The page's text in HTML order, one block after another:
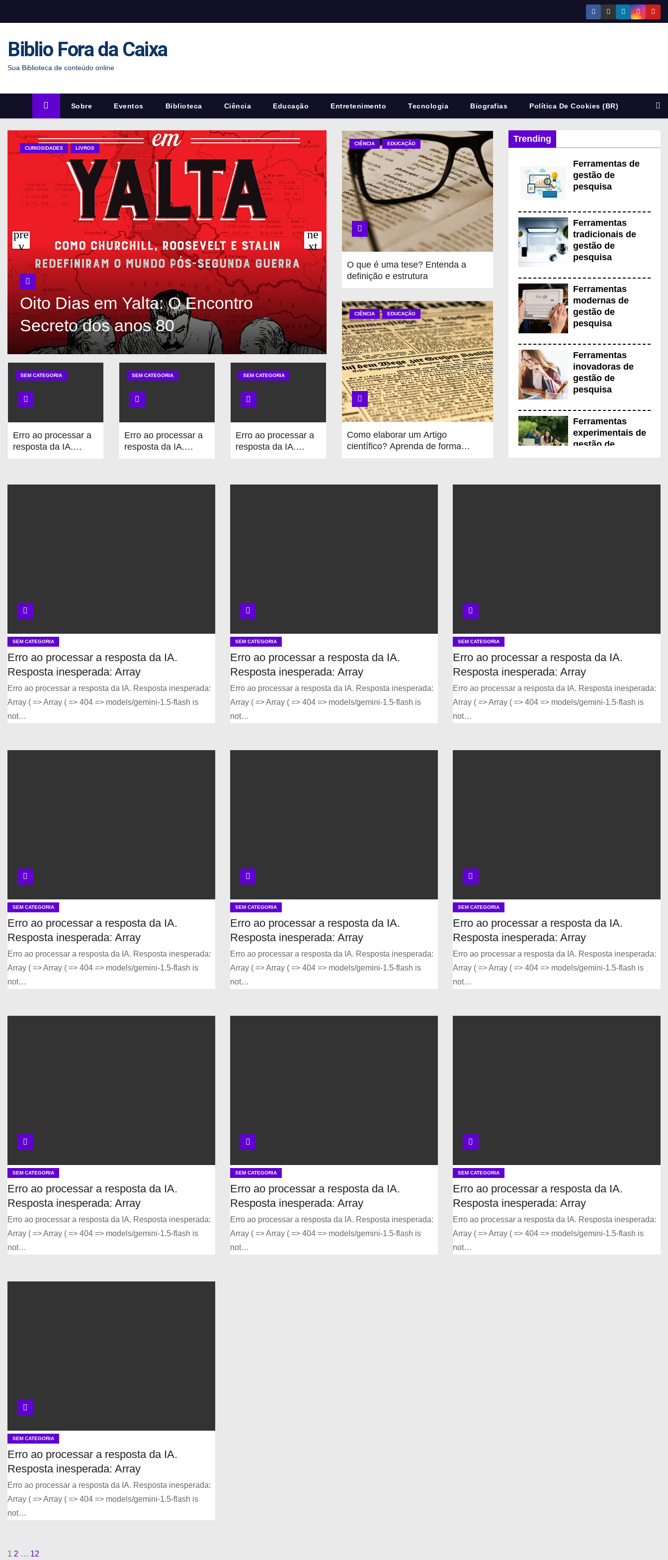
n
Biblio Fora da Caixa
Sua Biblioteca de conteúdo online
Sobre Eventos Biblioteca Ciência Educação Entretenimento Tecnologia Biografias Política De Cookies (BR)
CURIOSIDADES LIVROS
Oito Dias em Yalta: O Encontro
Secreto dos anos 80
EDUCAÇÃO LIVROS
ManyBooks – download de livros grátis
SEM CATEGORIA
Erro ao processar a
resposta da IA.
SEM CATEGORIA
Erro ao processar a
resposta da IA.
SEM CATEGORIA
Erro ao processar a
resposta da IA.
CIÊNCIA EDUCAÇÃO
O que é uma tese? Entenda a
definição e estrutura
CIÊNCIA EDUCAÇÃO
Como elaborar um Artigo
científico? Aprenda de forma
Trending
Ferramentas de
gestão de
pesquisa
Ferramentas
tradicionais de
gestão de
pesquisa
Ferramentas
modernas de
gestão de
pesquisa
Ferramentas
inovadoras de
gestão de
pesquisa
Ferramentas
experimentais de
gestão de
O que é Ciência
científica
Curiosidades
sobre a Ciência
da Informação
SEM CATEGORIA
Erro ao processar a resposta da IA.
Resposta inesperada: Array
Erro ao processar a resposta da IA. Resposta inesperada:
Array ( => Array ( => 404 => models/gemini-1.5-flash is
not…
SEM CATEGORIA
Erro ao processar a resposta da IA.
Resposta inesperada: Array
Erro ao processar a resposta da IA. Resposta inesperada:
Array ( => Array ( => 404 => models/gemini-1.5-flash is
not…
SEM CATEGORIA
Erro ao processar a resposta da IA.
Resposta inesperada: Array
Erro ao processar a resposta da IA. Resposta inesperada:
Array ( => Array ( => 404 => models/gemini-1.5-flash is
not…
SEM CATEGORIA
Erro ao processar a resposta da IA.
Resposta inesperada: Array
Erro ao processar a resposta da IA. Resposta inesperada:
Array ( => Array ( => 404 => models/gemini-1.5-flash is
not…
SEM CATEGORIA
Erro ao processar a resposta da IA.
Resposta inesperada: Array
Erro ao processar a resposta da IA. Resposta inesperada:
Array ( => Array ( => 404 => models/gemini-1.5-flash is
not…
SEM CATEGORIA
Erro ao processar a resposta da IA.
Resposta inesperada: Array
Erro ao processar a resposta da IA. Resposta inesperada:
Array ( => Array ( => 404 => models/gemini-1.5-flash is
not…
SEM CATEGORIA
Erro ao processar a resposta da IA.
Resposta inesperada: Array
Erro ao processar a resposta da IA. Resposta inesperada:
Array ( => Array ( => 404 => models/gemini-1.5-flash is
not…
SEM CATEGORIA
Erro ao processar a resposta da IA.
Resposta inesperada: Array
Erro ao processar a resposta da IA. Resposta inesperada:
Array ( => Array ( => 404 => models/gemini-1.5-flash is
not…
SEM CATEGORIA
Erro ao processar a resposta da IA.
Resposta inesperada: Array
Erro ao processar a resposta da IA. Resposta inesperada:
Array ( => Array ( => 404 => models/gemini-1.5-flash is
not…
SEM CATEGORIA
Erro ao processar a resposta da IA.
Resposta inesperada: Array
Erro ao processar a resposta da IA. Resposta inesperada:
Array ( => Array ( => 404 => models/gemini-1.5-flash is
not…
P
1 2 … 12